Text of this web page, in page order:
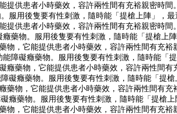
供患者小時藥效，容許兩性間有充裕親密時間
服用後隻要有性刺激，隨時能「提槍上陣」，
供患者小時藥效，容許兩性間有充裕親密時間
藥物。服用後隻要有性刺激，隨時能「提槍上
，它能提供患者小時藥效，容許兩性間有充裕
障礙癥藥物。服用後隻要有性刺激，隨時能「
藥物，它能提供患者小時藥效，容許兩性間有
礙癥藥物。服用後隻要有性刺激，隨時能「提
物，它能提供患者小時藥效，容許兩性間有充
癥藥物。服用後隻要有性刺激，隨時能「提槍
，它能提供患者小時藥效，容許兩性間有充裕